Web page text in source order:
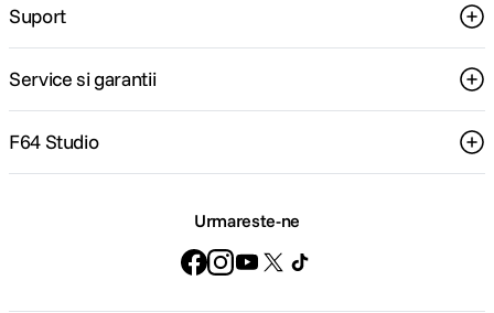
Suport
Service si garantii
F64 Studio
Urmareste-ne